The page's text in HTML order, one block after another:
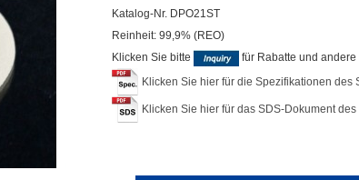
Katalog-Nr. DPO21ST
Reinheit: 99,9% (REO)
Klicken Sie bitte
für Rabatte und andere
Klicken Sie hier für die Spezifikationen des
Klicken Sie hier für das SDS-Dokument